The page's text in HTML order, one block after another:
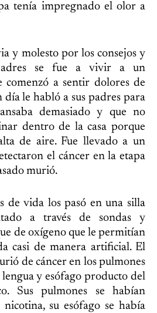
tenía impregnado el olor a
y molesto por los consejos y
se fue a vivir a un
comenzó a sentir dolores de
día le habló a sus padres para
demasiado y que no
dentro de la casa porque
de aire. Fue llevado a un
el cáncer en la etapa
murió.
de vida los pasó en una silla
a través de sondas y
de oxígeno que le permitían
casi de manera artificial. El
de cáncer en los pulmones
lengua y esófago producto del
Sus pulmones se habían
su esófago se había